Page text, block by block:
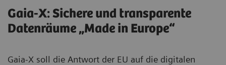
Gaia-X: Sichere und transparente
Datenräume „Made in Europe“
Gaia-X soll die Antwort der EU auf die digitalen